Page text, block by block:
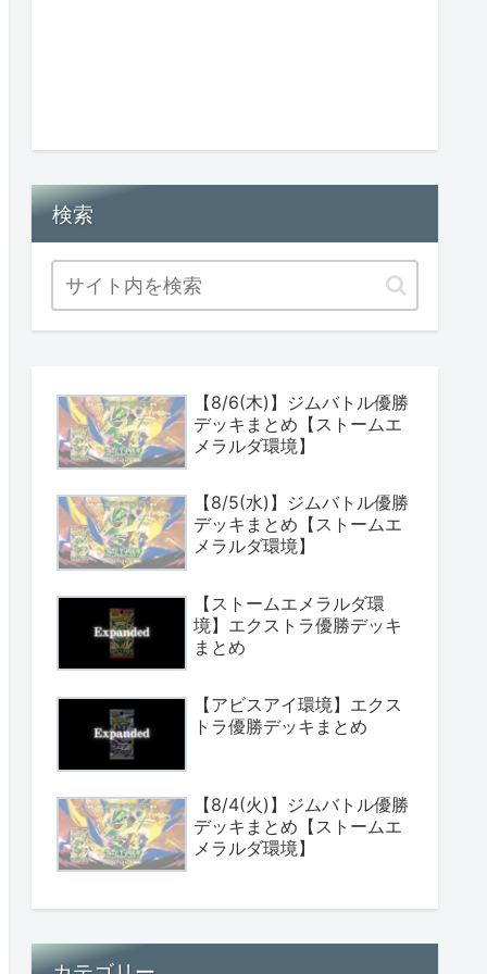
検索
【8/6(木)】ジムバトル優勝
デッキまとめ【ストームエ
メラルダ環境】
【8/5(水)】ジムバトル優勝
デッキまとめ【ストームエ
メラルダ環境】
【ストームエメラルダ環
境】エクストラ優勝デッキ
まとめ
【アビスアイ環境】エクス
トラ優勝デッキまとめ
【8/4(火)】ジムバトル優勝
デッキまとめ【ストームエ
メラルダ環境】